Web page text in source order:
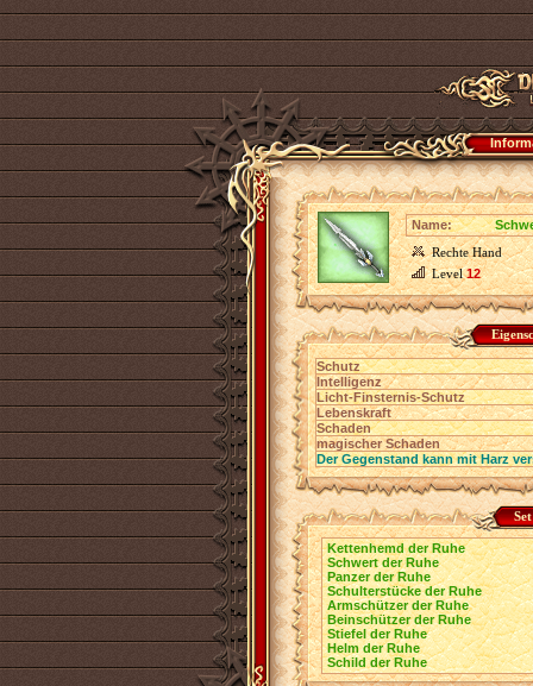
Name:
Rechte Hand
Level12
Schutz
Intelligenz
Licht-Finsternis-Schutz
Lebenskraft
Schaden
magischer Schaden
Der Gegenstand kann mit Harz
Kettenhemd der Ruhe
Schwert der Ruhe
Panzer der Ruhe
Schulterstücke der Ruhe
Armschützer der Ruhe
Beinschützer der Ruhe
Stiefel der Ruhe
Helm der Ruhe
Schild der Ruhe